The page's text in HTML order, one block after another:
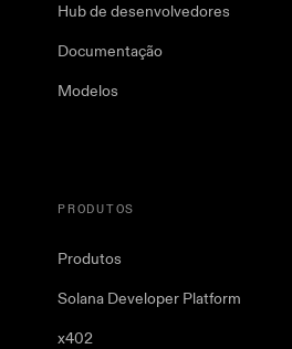
Hub de desenvolvedores
Documentação
Modelos
PRODUTOS
Produtos
Solana Developer Platform
x402